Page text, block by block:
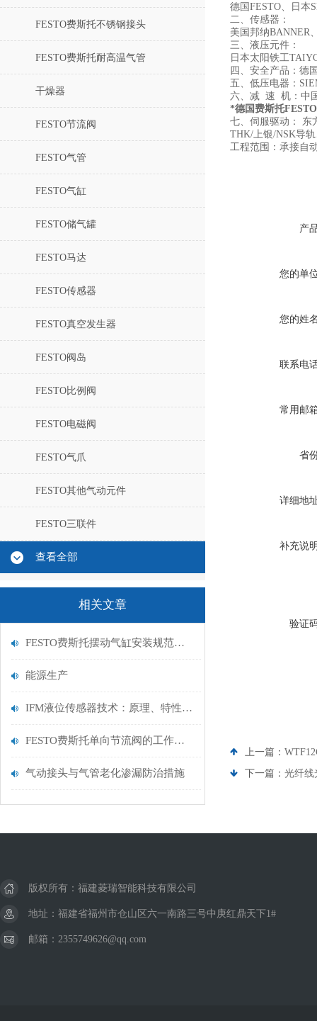
FESTO费斯托不锈钢接头
FESTO费斯托耐高温气管
干燥器
FESTO节流阀
FESTO气管
FESTO气缸
FESTO储气罐
FESTO马达
FESTO传感器
FESTO真空发生器
FESTO阀岛
FESTO比例阀
FESTO电磁阀
FESTO气爪
FESTO其他气动元件
FESTO三联件
查看全部
相关文章
FESTO费斯托摆动气缸安装规范：气路连接、负载安装平衡与安全防护设置要点
能源生产
IFM液位传感器技术：原理、特性及其在工业自动化中的核心作用
FESTO费斯托单向节流阀的工作原理和结构特征介绍
气动接头与气管老化渗漏防治措施
德国FESTO、日本
二、传感器：
美国邦纳BANNER
三、液压元件：
日本太阳铁工
四、安全产品：德
五、低压电器：
六、减 速 机：中
*德国费斯托
七、伺服驱动： 东
THK/上银/NSK导
工程范围：承接自
产
您的单
您的姓
联系电
常用邮
省
详细地
补充说
验证
上一篇：
下一篇： 光纤线
版权所有：福建菱瑞智能科技有限公司
地址：福建省福州市仓山区六一南路三号中庚红鼎天下1#
邮箱：2355749626@qq.com